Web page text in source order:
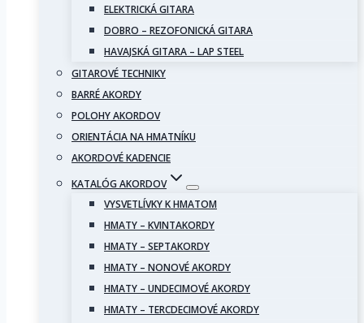
ELEKTRICKÁ GITARA
DOBRO – REZOFONICKÁ GITARA
HAVAJSKÁ GITARA – LAP STEEL
GITAROVÉ TECHNIKY
BARRÉ AKORDY
POLOHY AKORDOV
ORIENTÁCIA NA HMATNÍKU
AKORDOVÉ KADENCIE
KATALÓG AKORDOV
VYSVETLÍVKY K HMATOM
HMATY – KVINTAKORDY
HMATY – SEPTAKORDY
HMATY – NONOVÉ AKORDY
HMATY – UNDECIMOVÉ AKORDY
HMATY – TERCDECIMOVÉ AKORDY